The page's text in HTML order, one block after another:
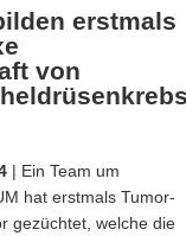
erstmals
von
| Ein Team um
hat erstmals Tumor-
gezüchtet, welche die